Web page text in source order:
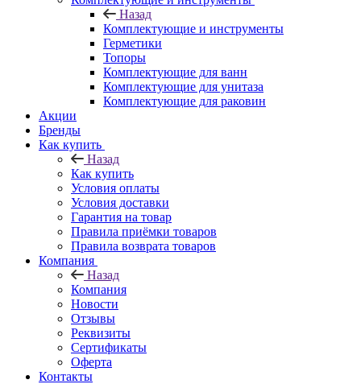
Назад
Комплектующие и инструменты
Герметики
Топоры
Комплектующие для ванн
Комплектующие для унитаза
Комплектующие для раковин
Акции
Бренды
Как купить
Назад
Как купить
Условия оплаты
Условия доставки
Гарантия на товар
Правила приёмки товаров
Правила возврата товаров
Компания
Назад
Компания
Новости
Отзывы
Реквизиты
Сертификаты
Оферта
Контакты